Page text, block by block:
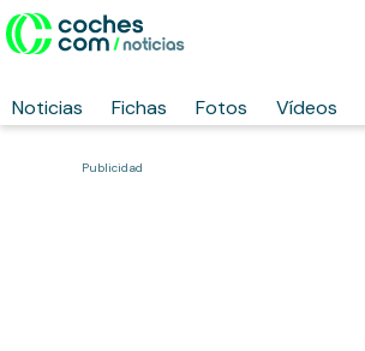
Noticias Fichas Fotos Vídeos
Publicidad